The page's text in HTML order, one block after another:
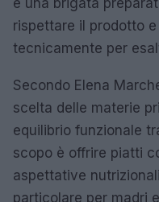
rispettare il prodotto
tecnicamente per
Secondo Elena
scelta delle materie
equilibrio funzionale
scopo è offrire piatti
aspettative
particolare per madri